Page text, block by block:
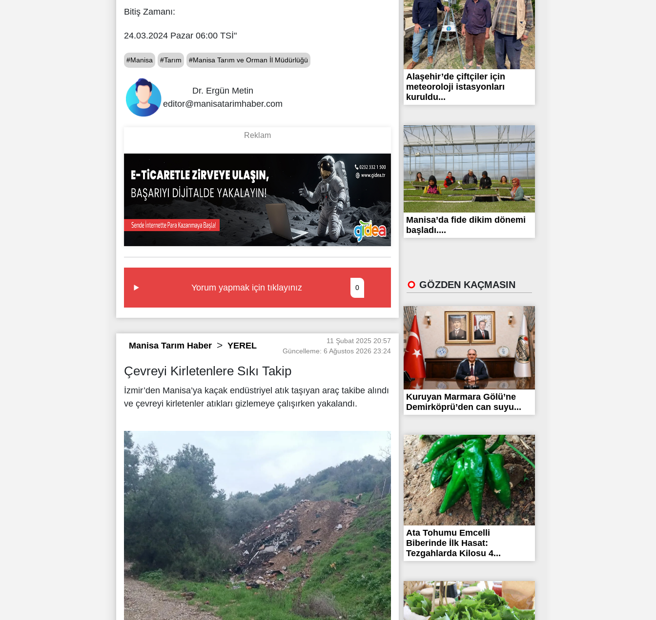
Bitiş Zamanı:
24.03.2024 Pazar 06:00 TSİ"
#Manisa #Tarım #Manisa Tarım ve Orman İl Müdürlüğü
Dr. Ergün Metin
editor@manisatarimhaber.com
Yorum yapmak için tıklayınız 0
Manisa Tarım Haber YEREL
11 Şubat 2025 20:57
Güncelleme: 6 Ağustos 2026 23:24
Çevreyi Kirletenlere Sıkı Takip
İzmir’den Manisa’ya kaçak endüstriyel atık taşıyan araç takibe alındı
ve çevreyi kirletenler atıkları gizlemeye çalışırken yakalandı.
Alaşehir’de çiftçiler için
meteoroloji istasyonları
kuruldu...
Manisa’da fide dikim dönemi
başladı....
GÖZDEN KAÇMASIN
Kuruyan Marmara Gölü’ne
Demirköprü’den can suyu...
Ata Tohumu Emcelli
Biberinde İlk Hasat:
Tezgahlarda Kilosu 4...